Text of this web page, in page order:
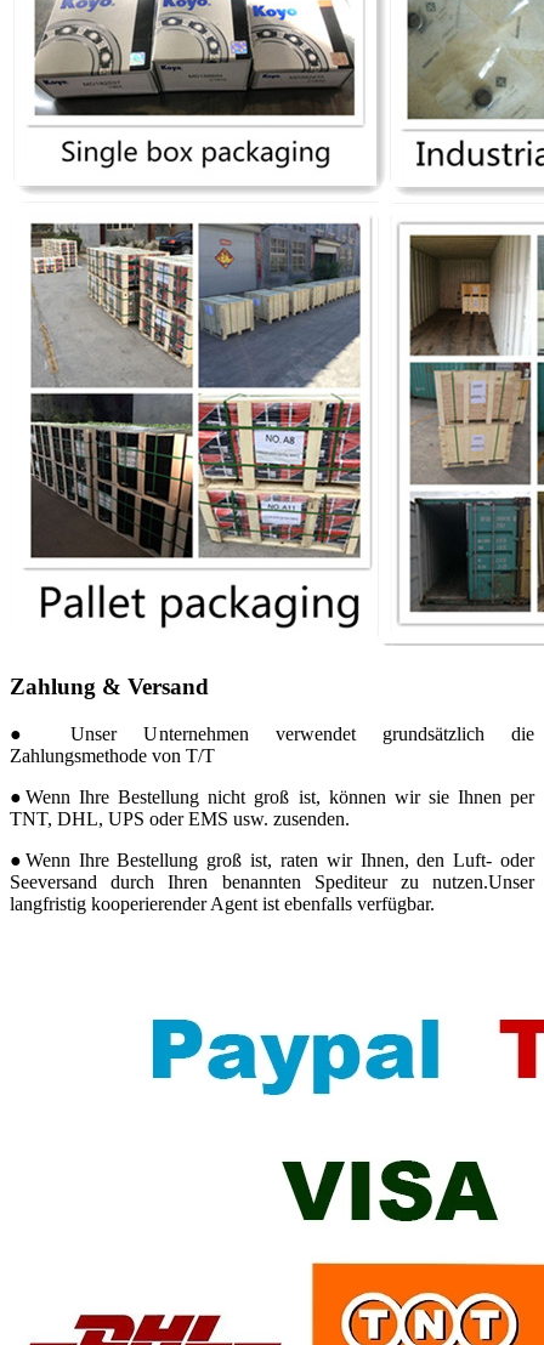
Zahlung & Versand
● Unser Unternehmen verwendet grundsätzlich die
Zahlungsmethode von T/T
●Wenn Ihre Bestellung nicht groß ist, können wir sie Ihnen per
TNT, DHL, UPS oder EMS usw. zusenden.
●Wenn Ihre Bestellung groß ist, raten wir Ihnen, den Luft- oder
Seeversand durch Ihren benannten Spediteur zu nutzen.Unser
langfristig kooperierender Agent ist ebenfalls verfügbar.